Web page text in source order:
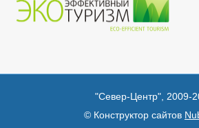
"Север-Центр", 2009-
© Конструктор сайтов